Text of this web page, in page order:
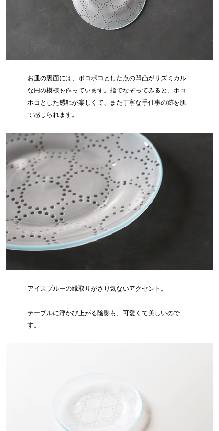
お皿の裏面には、ポコポコとした点の凹凸がリズミカル
な円の模様を作っています。指でなぞってみると、ポコ
ポコとした感触が楽しくて、また丁寧な手仕事の跡を肌
で感じられます。
アイスブルーの縁取りがさり気ないアクセント。
テーブルに浮かび上がる陰影も、可愛くて美しいので
す。